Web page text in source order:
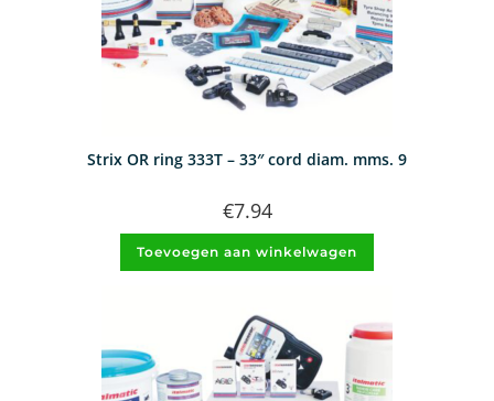
Strix OR ring 333T – 33″ cord diam. mms. 9
€7.94
Toevoegen aan winkelwagen